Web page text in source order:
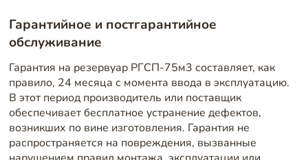
Гарантийное и постгарантийное
обслуживание
Гарантия на резервуар РГСП-75м3 составляет, как
правило, 24 месяца с момента ввода в эксплуатацию.
В этот период производитель или поставщик
обеспечивает бесплатное устранение дефектов,
возникших по вине изготовления. Гарантия не
распространяется на повреждения, вызванные